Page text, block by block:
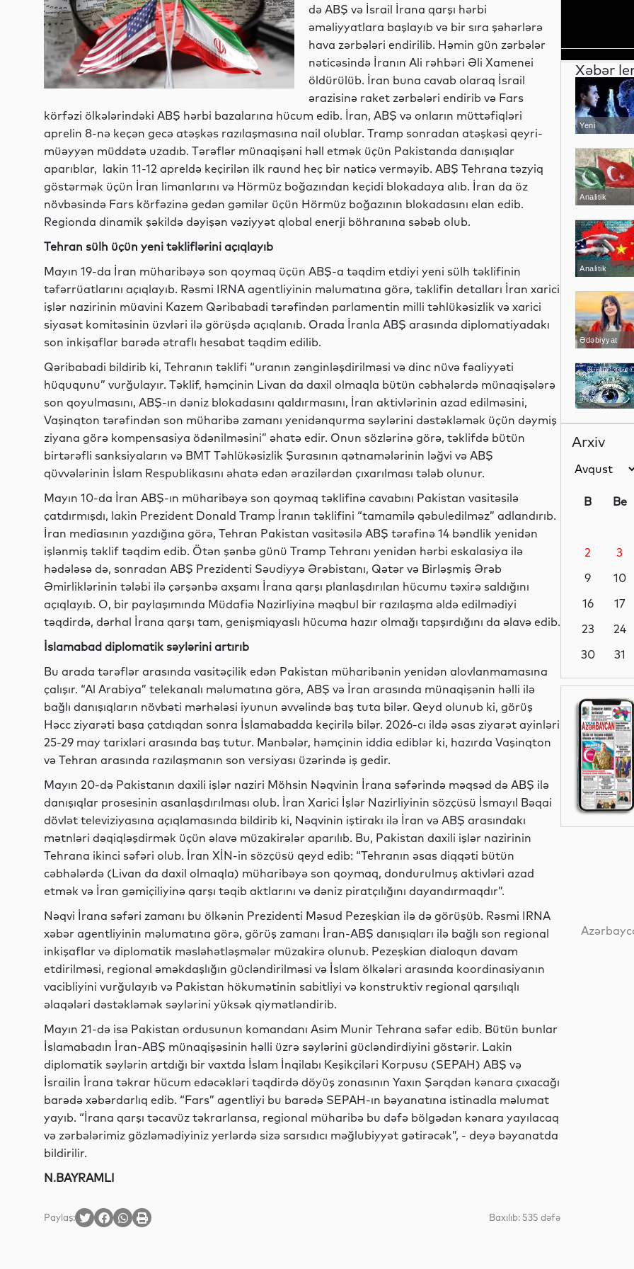
də ABŞ və İsrail İrana qarşı hərbi
əməliyyatlara başlayıb və bir sıra şəhərlərə
hava zərbələri endirilib. Həmin gün zərbələr
nəticəsində İranın Ali rəhbəri Əli Xamenei
öldürülüb. İran buna cavab olaraq İsrail
ərazisinə raket zərbələri endirib və Fars
körfəzi ölkələrindəki ABŞ hərbi bazalarına hücum edib. İran, ABŞ və onların müttəfiqləri
aprelin 8-nə keçən gecə atəşkəs razılaşmasına nail olublar. Tramp sonradan atəşkəsi qeyri-
müəyyən müddətə uzadıb. Tərəflər münaqişəni həll etmək üçün Pakistanda danışıqlar
aparıblar, lakin 11-12 apreldə keçirilən ilk raund heç bir nəticə verməyib. ABŞ Tehrana təzyiq
göstərmək üçün İran limanlarını və Hörmüz boğazından keçidi blokadaya alıb. İran da öz
növbəsində Fars körfəzinə gedən gəmilər üçün Hörmüz boğazının blokadasını elan edib.
Regionda dinamik şəkildə dəyişən vəziyyət qlobal enerji böhranına səbəb olub.
Tehran sülh üçün yeni təkliflərini açıqlayıb
Mayın 19-da İran müharibəyə son qoymaq üçün ABŞ-a təqdim etdiyi yeni sülh təklifinin
təfərrüatlarını açıqlayıb. Rəsmi IRNA agentliyinin məlumatına görə, təklifin detalları İran xarici
işlər nazirinin müavini Kazem Qəribabadi tərəfindən parlamentin milli təhlükəsizlik və xarici
siyasət komitəsinin üzvləri ilə görüşdə açıqlanıb. Orada İranla ABŞ arasında diplomatiyadakı
son inkişaflar barədə ətraflı hesabat təqdim edilib.
Qəribabadi bildirib ki, Tehranın təklifi “uranın zənginləşdirilməsi və dinc nüvə fəaliyyəti
hüququnu” vurğulayır. Təklif, həmçinin Livan da daxil olmaqla bütün cəbhələrdə münaqişələrə
son qoyulmasını, ABŞ-ın dəniz blokadasını qaldırmasını, İran aktivlərinin azad edilməsini,
Vaşinqton tərəfindən son müharibə zamanı yenidənqurma səylərini dəstəkləmək üçün dəymiş
ziyana görə kompensasiya ödənilməsini” əhatə edir. Onun sözlərinə görə, təklifdə bütün
birtərəfli sanksiyaların və BMT Təhlükəsizlik Şurasının qətnamələrinin ləğvi və ABŞ
qüvvələrinin İslam Respublikasını əhatə edən ərazilərdən çıxarılması tələb olunur.
Mayın 10-da İran ABŞ-ın müharibəyə son qoymaq təklifinə cavabını Pakistan vasitəsilə
çatdırmışdı, lakin Prezident Donald Tramp İranın təklifini “tamamilə qəbuledilməz” adlandırıb.
İran mediasının yazdığına görə, Tehran Pakistan vasitəsilə ABŞ tərəfinə 14 bəndlik yenidən
işlənmiş təklif təqdim edib. Ötən şənbə günü Tramp Tehranı yenidən hərbi eskalasiya ilə
hədələsə də, sonradan ABŞ Prezidenti Səudiyyə Ərəbistanı, Qətər və Birləşmiş Ərəb
Əmirliklərinin tələbi ilə çərşənbə axşamı İrana qarşı planlaşdırılan hücumu təxirə saldığını
açıqlayıb. O, bir paylaşımında Müdafiə Nazirliyinə məqbul bir razılaşma əldə edilmədiyi
təqdirdə, dərhal İrana qarşı tam, genişmiqyaslı hücuma hazır olmağı tapşırdığını da əlavə edib.
İslamabad diplomatik səylərini artırıb
Bu arada tərəflər arasında vasitəçilik edən Pakistan müharibənin yenidən alovlanmamasına
çalışır. “Al Arabiya” telekanalı məlumatına görə, ABŞ və İran arasında münaqişənin həlli ilə
bağlı danışıqların növbəti mərhələsi iyunun əvvəlində baş tuta bilər. Qeyd olunub ki, görüş
Həcc ziyarəti başa çatdıqdan sonra İslamabadda keçirilə bilər. 2026-cı ildə əsas ziyarət ayinləri
25-29 may tarixləri arasında baş tutur. Mənbələr, həmçinin iddia ediblər ki, hazırda Vaşinqton
və Tehran arasında razılaşmanın son versiyası üzərində iş gedir.
Mayın 20-də Pakistanın daxili işlər naziri Möhsin Nəqvinin İrana səfərində məqsəd də ABŞ ilə
danışıqlar prosesinin asanlaşdırılması olub. İran Xarici İşlər Nazirliyinin sözçüsü İsmayıl Bəqai
dövlət televiziyasına açıqlamasında bildirib ki, Nəqvinin iştirakı ilə İran və ABŞ arasındakı
mətnləri dəqiqləşdirmək üçün əlavə müzakirələr aparılıb. Bu, Pakistan daxili işlər nazirinin
Tehrana ikinci səfəri olub. İran XİN-in sözçüsü qeyd edib: “Tehranın əsas diqqəti bütün
cəbhələrdə (Livan da daxil olmaqla) müharibəyə son qoymaq, dondurulmuş aktivləri azad
etmək və İran gəmiçiliyinə qarşı təqib aktlarını və dəniz piratçılığını dayandırmaqdır”.
Nəqvi İrana səfəri zamanı bu ölkənin Prezidenti Məsud Pezeşkian ilə də görüşüb. Rəsmi IRNA
xəbər agentliyinin məlumatına görə, görüş zamanı İran-ABŞ danışıqları ilə bağlı son regional
inkişaflar və diplomatik məsləhətləşmələr müzakirə olunub. Pezeşkian dialoqun davam
etdirilməsi, regional əməkdaşlığın gücləndirilməsi və İslam ölkələri arasında koordinasiyanın
vacibliyini vurğulayıb və Pakistan hökumətinin sabitliyi və konstruktiv regional qarşılıqlı
əlaqələri dəstəkləmək səylərini yüksək qiymətləndirib.
Mayın 21-də isə Pakistan ordusunun komandanı Asim Munir Tehrana səfər edib. Bütün bunlar
İslamabadın İran-ABŞ münaqişəsinin həlli üzrə səylərini gücləndirdiyini göstərir. Lakin
diplomatik səylərin artdığı bir vaxtda İslam İnqilabı Keşikçiləri Korpusu (SEPAH) ABŞ və
İsrailin İrana təkrar hücum edəcəkləri təqdirdə döyüş zonasının Yaxın Şərqdən kənara çıxacağı
barədə xəbərdarlıq edib. “Fars” agentliyi bu barədə SEPAH-ın bəyanatına istinadla məlumat
yayıb. “İrana qarşı təcavüz təkrarlansa, regional müharibə bu dəfə bölgədən kənara yayılacaq
və zərbələrimiz gözləmədiyiniz yerlərdə sizə sarsıdıcı məğlubiyyət gətirəcək”, - deyə bəyanatda
bildirilir.
N.BAYRAMLI
Paylaş: Baxılıb: 535 dəfə
Xəbər
Yeni
Analitik
Analitik
Ədəbiyyat
Sosial
Dünya
Maraqlı
Maraqlı
Analitik
Arxiv
B Be
2
3
9
10
16
17
23
24
30
31